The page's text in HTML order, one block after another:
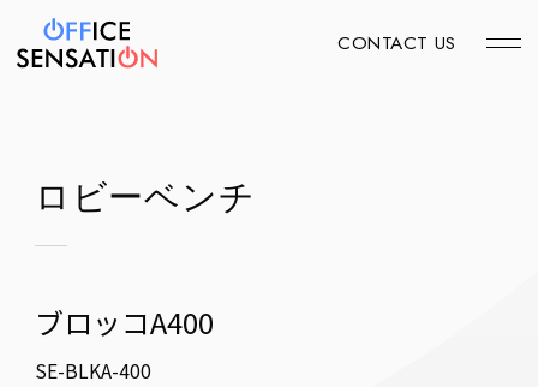
CONTACT US
ロビーベンチ
ブロッコA400
SE-BLKA-400